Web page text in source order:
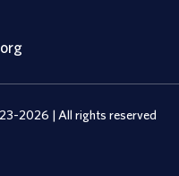
2026 | All rights reserved